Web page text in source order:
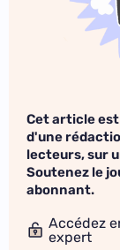
Cet article
d'une
lecteurs, sur
Soutenez le
abonnant.
Accédez
expert